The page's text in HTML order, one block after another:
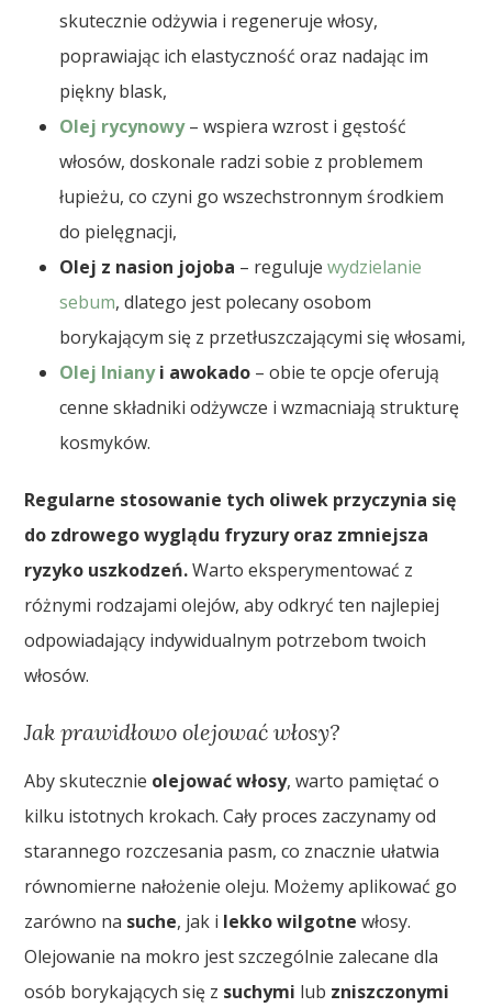
skutecznie odżywia i regeneruje włosy,
poprawiając ich elastyczność oraz nadając im
piękny blask,
Olej rycynowy– wspiera wzrost i gęstość
włosów, doskonale radzi sobie z problemem
łupieżu, co czyni go wszechstronnym środkiem
do pielęgnacji,
Olej z nasion jojoba – regulujewydzielanie
sebum, dlatego jest polecany osobom
borykającym się z przetłuszczającymi się włosami,
Olej lnianyi awokado – obie te opcje oferują
cenne składniki odżywcze i wzmacniają strukturę
kosmyków.
Regularne stosowanie tych oliwek przyczynia się
do zdrowego wyglądu fryzury oraz zmniejsza
ryzyko uszkodzeń.Warto eksperymentować z
różnymi rodzajami olejów, aby odkryć ten najlepiej
odpowiadający indywidualnym potrzebom twoich
włosów.
Jak prawidłowo olejować włosy?
Aby skutecznie olejować włosy, warto pamiętać o
kilku istotnych krokach. Cały proces zaczynamy od
starannego rozczesania pasm, co znacznie ułatwia
równomierne nałożenie oleju. Możemy aplikować go
zarówno na suche, jak i lekko wilgotne włosy.
Olejowanie na mokro jest szczególnie zalecane dla
osób borykających się z suchymi lub zniszczonymi